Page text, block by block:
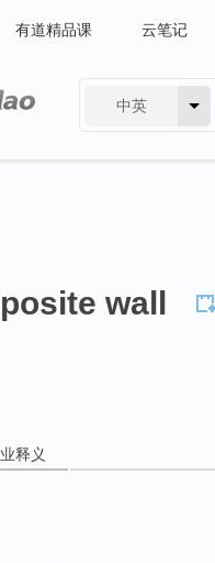
有道精品课 云笔记
中英
wall
释义